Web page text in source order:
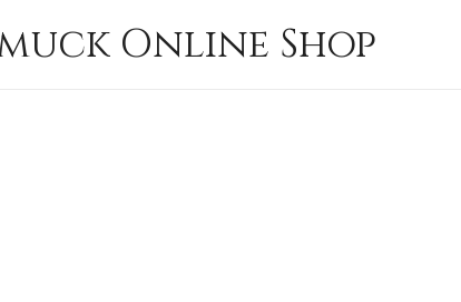
Online Shop